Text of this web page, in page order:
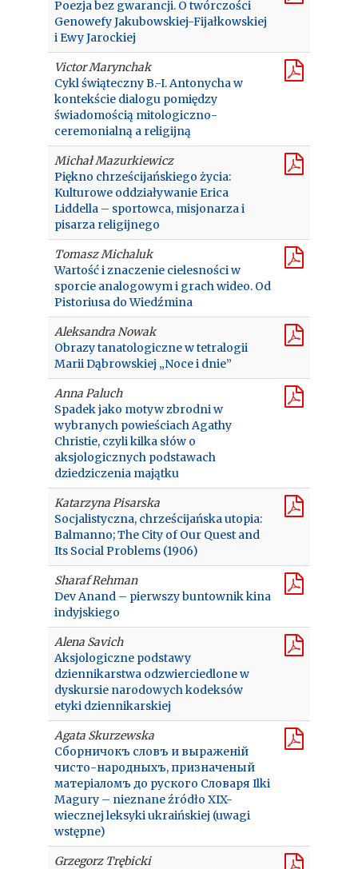
Poezja bez gwarancji. O twórczości
Genowefy Jakubowskiej-Fijałkowskiej
i Ewy Jarockiej
Victor Marynchak
Cykl świąteczny B.-I. Antonycha w
kontekście dialogu pomiędzy
świadomością mitologiczno-
ceremonialną a religijną
Michał Mazurkiewicz
Piękno chrześcijańskiego życia:
Kulturowe oddziaływanie Erica
Liddella – sportowca, misjonarza i
pisarza religijnego
Tomasz Michaluk
Wartość i znaczenie cielesności w
sporcie analogowym i grach wideo. Od
Pistoriusa do Wiedźmina
Aleksandra Nowak
Obrazy tanatologiczne w tetralogii
Marii Dąbrowskiej „Noce i dnie”
Anna Paluch
Spadek jako motyw zbrodni w
wybranych powieściach Agathy
Christie, czyli kilka słów o
aksjologicznych podstawach
dziedziczenia majątku
Katarzyna Pisarska
Socjalistyczna, chrześcijańska utopia:
Balmanno; The City of Our Quest and
Its Social Problems (1906)
Sharaf Rehman
Dev Anand – pierwszy buntownik kina
indyjskiego
Alena Savich
Aksjologiczne podstawy
dziennikarstwa odzwierciedlone w
dyskursie narodowych kodeksów
etyki dziennikarskiej
Agata Skurzewska
Сборничокъ словъ и выраженій
чисто-народныхъ, призначеный
матеріаломъ до руского Словаря Ilki
Magury – nieznane źródło XIX-
wiecznej leksyki ukraińskiej (uwagi
wstępne)
Grzegorz Trębicki